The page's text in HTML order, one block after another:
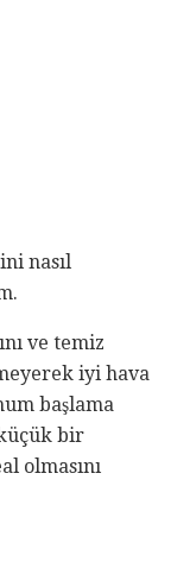
nasıl
ve temiz
iyi hava
başlama
küçük bir
olmasını